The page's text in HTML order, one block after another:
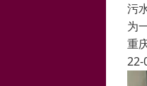
污
为
重
22-